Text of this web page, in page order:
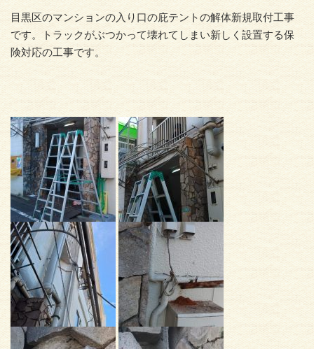
目黒区のマンションの入り口の庇テントの解体新規取付工事
です。トラックがぶつかって壊れてしまい新しく設置する保
険対応の工事です。